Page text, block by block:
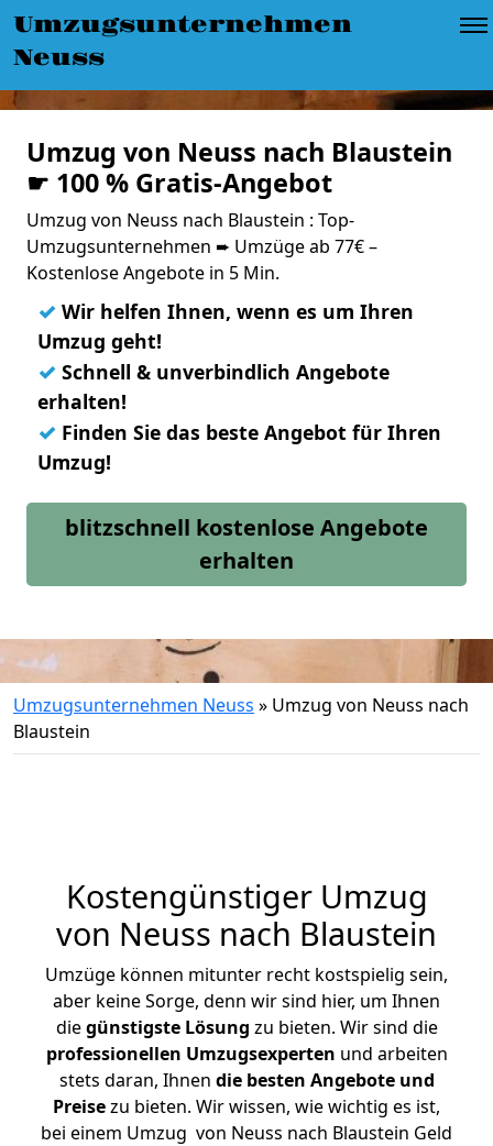
Umzugsunternehmen
Neuss
Umzug von Neuss nach Blaustein
☛ 100 % Gratis-Angebot
Umzug von Neuss nach Blaustein : Top-
Umzugsunternehmen ➨ Umzüge ab 77€ –
Kostenlose Angebote in 5 Min.
✓ Wir helfen Ihnen, wenn es um Ihren
Umzug geht!
✓ Schnell & unverbindlich Angebote
erhalten!
✓ Finden Sie das beste Angebot für Ihren
Umzug!
blitzschnell kostenlose Angebote
erhalten
Umzugsunternehmen Neuss » Umzug von Neuss nach
Blaustein
Kostengünstiger Umzug
von Neuss nach Blaustein
Umzüge können mitunter recht kostspielig sein,
aber keine Sorge, denn wir sind hier, um Ihnen
diegünstigste Lösung zu bieten. Wir sind die
professionellen Umzugsexperten und arbeiten
stets daran, Ihnen die besten Angebote und
Preisezu bieten. Wir wissen, wie wichtig es ist,
bei einem Umzug von Neuss nach Blaustein Geld